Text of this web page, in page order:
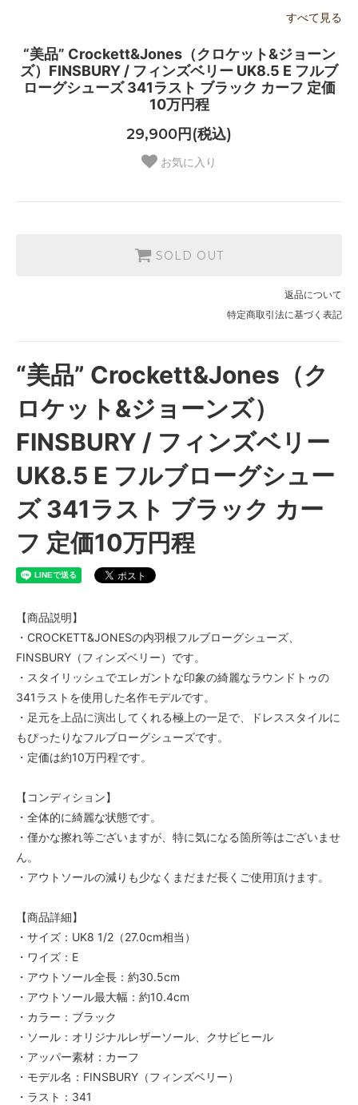
すべて見る
“美品” Crockett&Jones（クロケット&ジョーン
ズ）FINSBURY / フィンズベリー UK8.5 E フルブ
ローグシューズ 341ラスト ブラック カーフ 定価
10万円程
29,900円(税込)
お気に入り
SOLD OUT
返品について
特定商取引法に基づく表記
“美品” Crockett&Jones（ク
ロケット&ジョーンズ）
FINSBURY / フィンズベリー
UK8.5 E フルブローグシュー
ズ 341ラスト ブラック カー
フ 定価10万円程
【商品説明】
・CROCKETT&JONESの内羽根フルブローグシューズ、
FINSBURY（フィンズベリー）です。
・スタイリッシュでエレガントな印象の綺麗なラウンドトゥの
341ラストを使用した名作モデルです。
・足元を上品に演出してくれる極上の一足で、ドレススタイルに
もぴったりなフルブローグシューズです。
・定価は約10万円程です。
【コンディション】
・全体的に綺麗な状態です。
・僅かな擦れ等ございますが、特に気になる箇所等はございませ
ん。
・アウトソールの減りも少なくまだまだ長くご使用頂けます。
【商品詳細】
・サイズ：UK8 1/2（27.0cm相当）
・ワイズ：E
・アウトソール全長：約30.5cm
・アウトソール最大幅：約10.4cm
・カラー：ブラック
・ソール：オリジナルレザーソール、クサビヒール
・アッパー素材：カーフ
・モデル名：FINSBURY（フィンズベリー）
・ラスト：341